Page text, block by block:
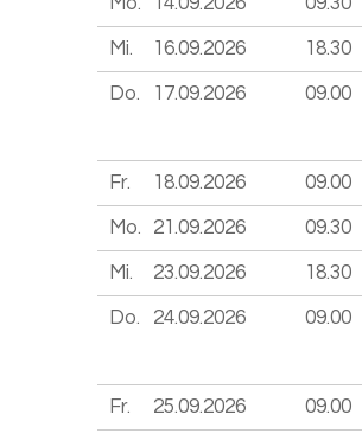
Mi. 16.09.2026 18.30
Do. 17.09.2026 09.00
Fr. 18.09.2026 09.00
Mo. 21.09.2026 09.30
Mi. 23.09.2026 18.30
Do. 24.09.2026 09.00
Fr. 25.09.2026 09.00